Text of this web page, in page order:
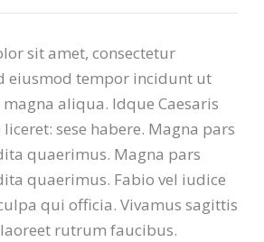
sit amet, consectetur
eiusmod tempor incidunt ut
aliqua. Idque Caesaris
sese habere. Magna pars
quaerimus. Magna pars
quaerimus. Fabio vel iudice
qui officia. Vivamus sagittis
rutrum faucibus.